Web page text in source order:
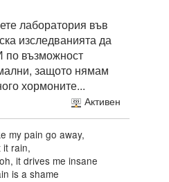
лаборатория във
изследванията да
по възможност
защото нямам
хормоните...
Активен
my pain go away,
it rain,
it drives me insane
is a shame